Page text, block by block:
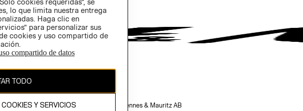
por copyright y es propiedad de H&M Hennes & Mauritz AB
lo que limita nuestra entrega
Haga clic en
para personalizar sus
cookies y uso compartido de
compartido de datos
TODO
Y SERVICIOS